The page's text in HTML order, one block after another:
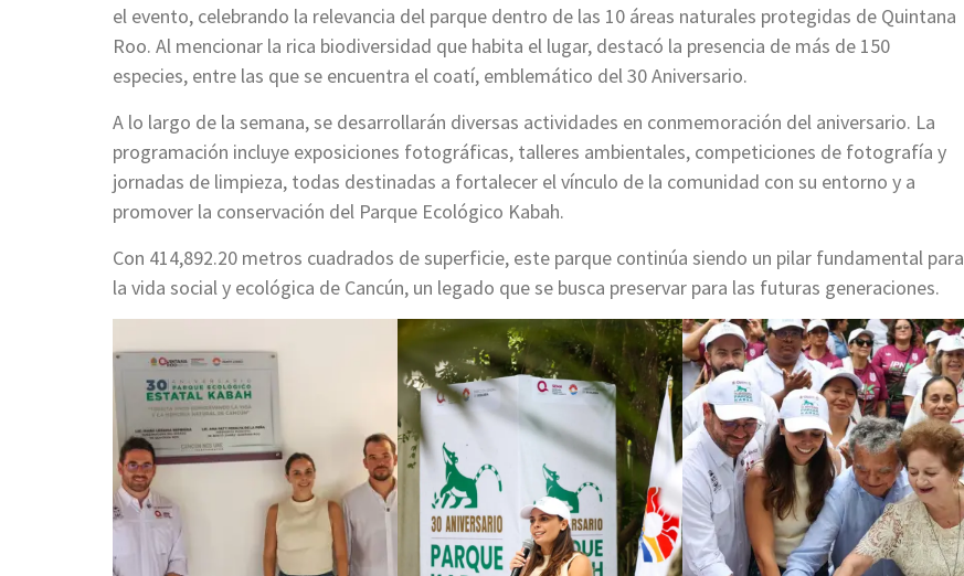
el evento, celebrando la relevancia del parque dentro de las 10 áreas naturales protegidas de Quintana
Roo. Al mencionar la rica biodiversidad que habita el lugar, destacó la presencia de más de 150
especies, entre las que se encuentra el coatí, emblemático del 30 Aniversario.
A lo largo de la semana, se desarrollarán diversas actividades en conmemoración del aniversario. La
programación incluye exposiciones fotográficas, talleres ambientales, competiciones de fotografía y
jornadas de limpieza, todas destinadas a fortalecer el vínculo de la comunidad con su entorno y a
promover la conservación del Parque Ecológico Kabah.
Con 414,892.20 metros cuadrados de superficie, este parque continúa siendo un pilar fundamental para
la vida social y ecológica de Cancún, un legado que se busca preservar para las futuras generaciones.